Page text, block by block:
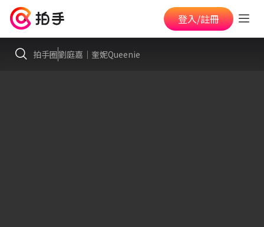
登入/註冊
拍手圈劉庭嘉｜奎妮Queenie